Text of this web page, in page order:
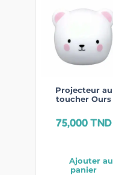
Projecteur au
toucher Ours
75,000TND
Ajouter au
panier